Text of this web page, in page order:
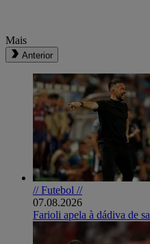
Mais
Anterior
// Futebol //
07.08.2026
Farioli apela à dádiva de